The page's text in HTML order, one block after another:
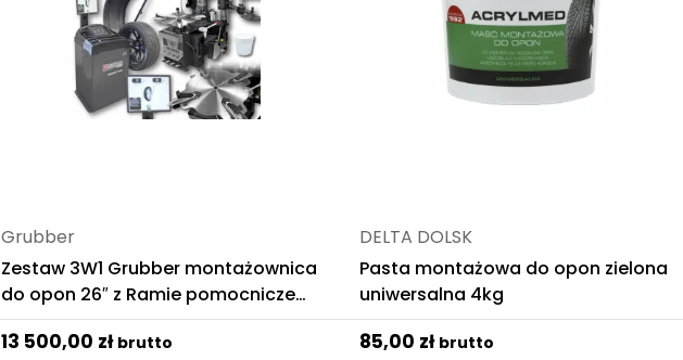
Grubber
Zestaw 3W1 Grubber montażownica
do opon 26″ z Ramie pomocnicze
RunFlat + Wyważarka z monitorem
EM905
13 500,00 zł brutto
DELTA DOLSK
Pasta montażowa do opon zielona
uniwersalna 4kg
85,00 zł brutto